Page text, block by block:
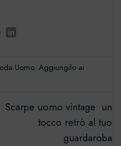
Uomo. Aggiungilo ai
Scarpe uomo vintage: un
tocco retrò al tuo
guardaroba